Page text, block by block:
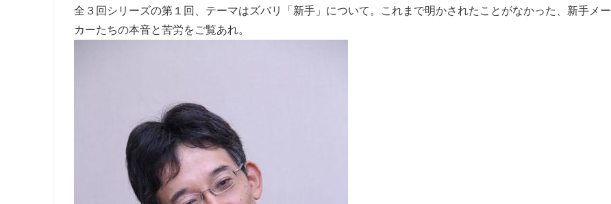
全３回シリーズの第１回、テーマはズバリ「新手」について。これまで明かされたことがなかった、新手メー
カーたちの本音と苦労をご覧あれ。